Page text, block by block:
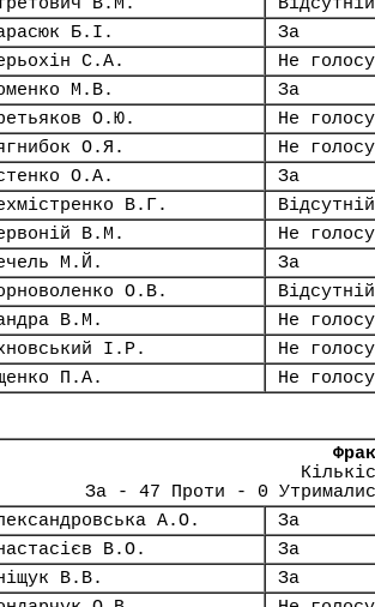
Б.І.
За
С.А.
Не
М.В.
За
О.Ю.
Не
О.Я.
Не
О.А.
За
В.Г.
Відсутній
В.М.
Не
М.Й.
За
О.В.
Відсутній
В.М.
Не
І.Р.
Не
П.А.
Не
За - 47 Проти - 0
А.О.
За
В.О.
За
В.В.
За